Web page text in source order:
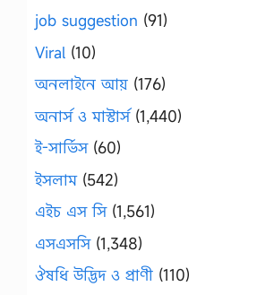
job suggestion (91)
Viral (10)
অনলাইনে আয় (176)
অনার্স ও মাস্টার্স(1,440)
ই-সার্ভিস(60)
ইসলাম(542)
এইচ এস সি(1,561)
এসএসসি(1,348)
ঔষধি উদ্ভিদ ও প্রাণী (110)